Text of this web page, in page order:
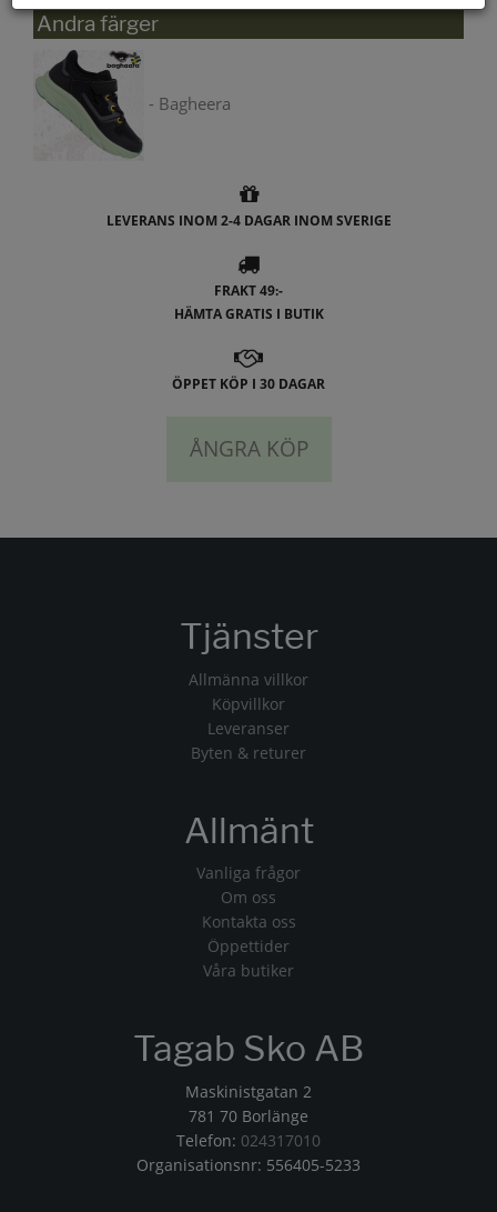
Andra färger
- Bagheera
LEVERANS INOM 2-4 DAGAR INOM SVERIGE
FRAKT 49:-
HÄMTA GRATIS I BUTIK
ÖPPET KÖP I 30 DAGAR
ÅNGRA KÖP
Tjänster
Allmänna villkor
Köpvillkor
Leveranser
Byten & returer
Allmänt
Vanliga frågor
Om oss
Kontakta oss
Öppettider
Våra butiker
Tagab Sko AB
Maskinistgatan 2
781 70 Borlänge
Telefon: 024317010
Organisationsnr: 556405-5233